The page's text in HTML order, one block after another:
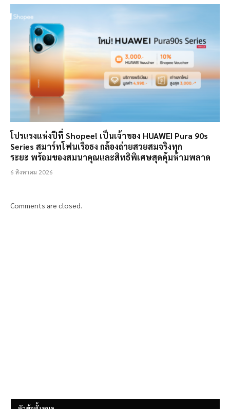
โปรแรงแห่งปีที่ Shopee! เป็นเจ้าของ HUAWEI Pura 90s
Series สมาร์ทโฟนเรือธง กล้องถ่ายสวยสมจริงทุก
ระยะ พร้อมของสมนาคุณและสิทธิพิเศษสุดคุ้มห้ามพลาด
6 สิงหาคม 2026
Comments are closed.